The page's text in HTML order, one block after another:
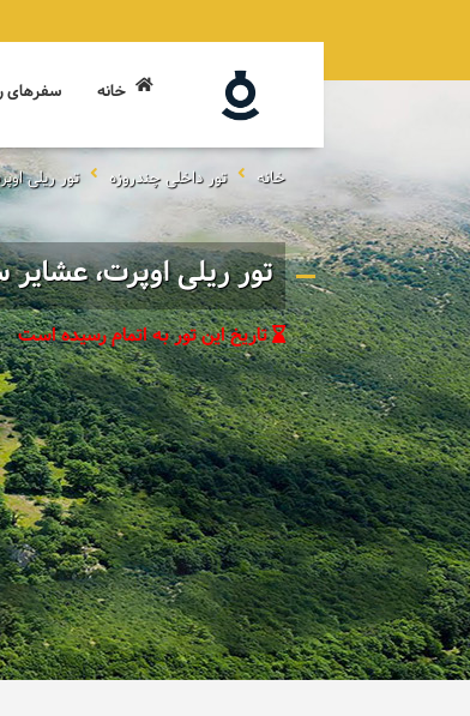
خانه
خانه تور داخلی چندروزه تور ریلی
تور ریلی اوپرت،
تاریخ این تور به اتمام رسیده است